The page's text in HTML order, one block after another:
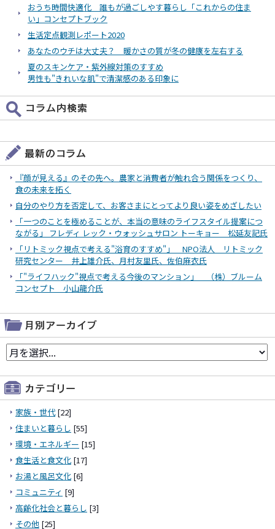
おうち時間快適化 誰もが過ごしやす暮らし「これからの住ま
い」コンセプトブック
生活定点観測レポート2020
あなたのウチは大丈夫？ 暖かさの質が冬の健康を左右する
夏のスキンケア・紫外線対策のすすめ
男性も"きれいな肌"で清潔感のある印象に
『顔が見える』のその先へ。農家と消費者が触れ合う関係をつくり、
食の未来を拓く
自分のやり方を否定して、お客さまにとってより良い姿をめざしたい
「一つのことを極めることが、本当の意味のライフスタイル提案につ
ながる」 フレディ レック・ウォッシュサロン トーキョー 松延友記氏
「リトミック視点で考える"浴育のすすめ"」 NPO法人 リトミック
研究センター 井上雄介氏、月村友里氏、佐伯麻衣氏
「"ライフハック"視点で考える今後のマンション」 （株）ブルーム
コンセプト 小山龍介氏
家族・世代[22]
住まいと暮らし [55]
環境・エネルギー [15]
食生活と食文化 [17]
お湯と風呂文化 [6]
コミュニティ [9]
高齢化社会と暮らし [3]
その他 [25]